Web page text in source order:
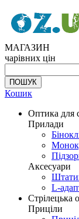
МАГАЗИН
чарівних цін
Кошик
Оптика для
Прилади
Аксесуари
L-
Стрілецька
Приціли